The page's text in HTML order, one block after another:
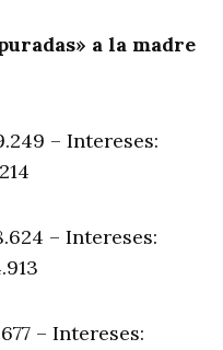
a la madre
– Intereses:
– Intereses:
– Intereses: